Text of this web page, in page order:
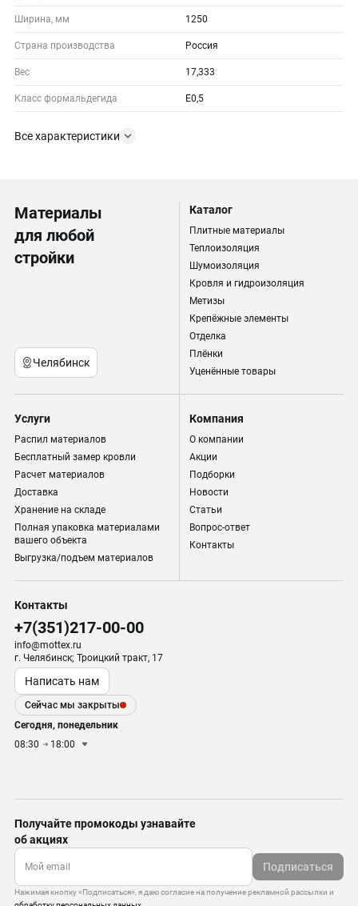
Ширина, мм 1250
Страна производства Россия
Вес 17,333
Класс формальдегида E0,5
Все характеристики
Материалы
для любой
стройки
Челябинск
Каталог
Плитные материалы
Теплоизоляция
Шумоизоляция
Кровля и гидроизоляция
Метизы
Крепёжные элементы
Отделка
Плёнки
Уценённые товары
Услуги
Распил материалов
Бесплатный замер кровли
Расчет материалов
Доставка
Хранение на складе
Полная упаковка материалами
вашего объекта
Выгрузка/подъем материалов
Компания
О компании
Акции
Подборки
Новости
Статьи
Вопрос-ответ
Контакты
Контакты
+7(351)217-00-00
info@mottex.ru
г. Челябинск; Троицкий тракт, 17
Написать нам
Сейчас мы закрыты
Сегодня, понедельник
08:30
18:00
Получайте промокоды узнавайте
об акциях
Подписаться
Нажимая кнопку «Подписаться», я даю согласие на получение рекламной рассылки и